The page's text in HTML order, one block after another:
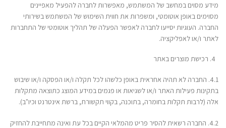
מידע מסוים במחשב של המשתמש, מאפשרות לחברה להפעיל מאפיינים
מסוימים באופן אוטומטי, ומשפרות את חווית השימוש של המשתמש בשירותי
החברה. העוגיות יסייעו לחברה לאפשר הפעלה של תהליך אוטומטי של התחברות
לאתר ו/או לאפליקציה.
רכישת מוצרים באתר
4.1. החברה לא תהיה אחראית באופן כלשהו לכל תקלה ו/או הפסקה ו/או שיבוש
בתקינות פעילות האתר ו/או לשגיאות או פגמים במידע המוצג כתוצאה מתקלות
אלה (לרבות תקלות בחומרה, בתוכנה, בקווי תקשורת, ברשת אינטרנט וכיו"ב).
4.2. החברה רשאית להסיר פריט מהמלאי הקיים בכל עת ואינה מתחייבת להחזיק